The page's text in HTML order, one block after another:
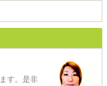
す。是非